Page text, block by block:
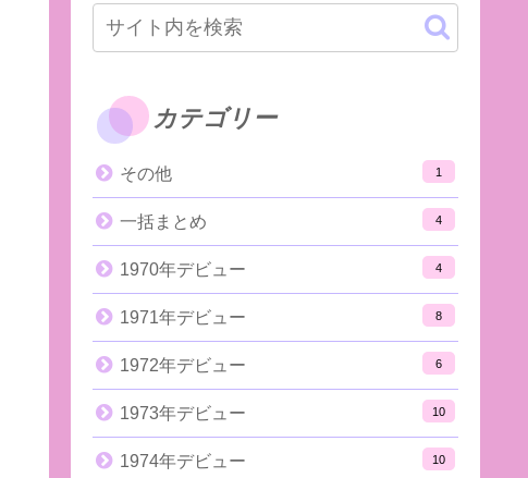
カテゴリー
その他 1
一括まとめ 4
1970年デビュー 4
1971年デビュー 8
1972年デビュー 6
1973年デビュー 10
1974年デビュー 10